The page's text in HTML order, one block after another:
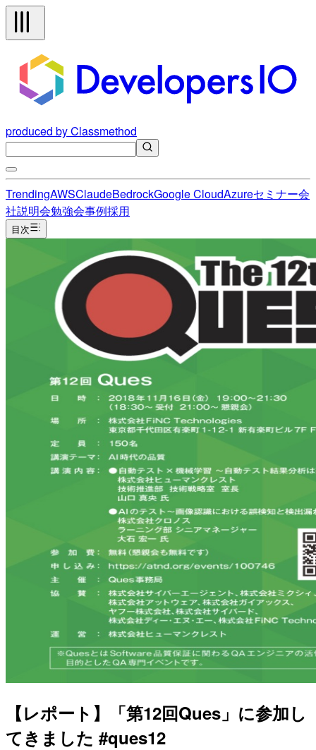
produced by Classmethod
TrendingAWSClaudeBedrockGoogle CloudAzureセミナー会
社説明会勉強会事例採用
目次
【レポート】「第12回Ques」に参加し
てきました #ques12